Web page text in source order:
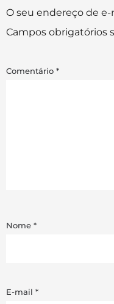
O seu endereço de
Campos obrigatórios
Comentário *
Nome *
E-mail *